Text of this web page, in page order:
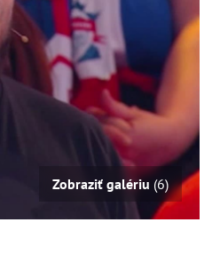
Zobraziť galériu (6)